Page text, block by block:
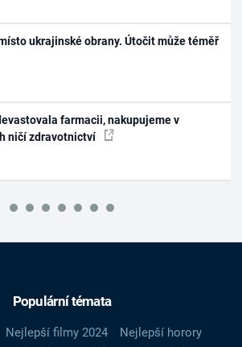
ukrajinské obrany. Útočit může téměř
farmacii, nakupujeme v
ničí zdravotnictví
Populární témata
Nejlepší filmy 2024
Nejlepší horory